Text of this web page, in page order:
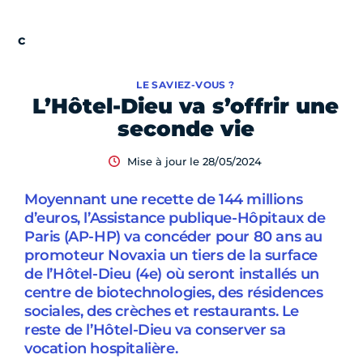
L’Hôtel-Dieu va s’offrir une
seconde vie
LE SAVIEZ-VOUS ?
Mise à jour le 28/05/2024
Moyennant une recette de 144 millions
d’euros, l’Assistance publique-Hôpitaux de
Paris (AP-HP) va concéder pour 80 ans au
promoteur Novaxia un tiers de la surface
de l’Hôtel-Dieu (4e) où seront installés un
centre de biotechnologies, des résidences
sociales, des crèches et restaurants. Le
reste de l’Hôtel-Dieu va conserver sa
vocation hospitalière.